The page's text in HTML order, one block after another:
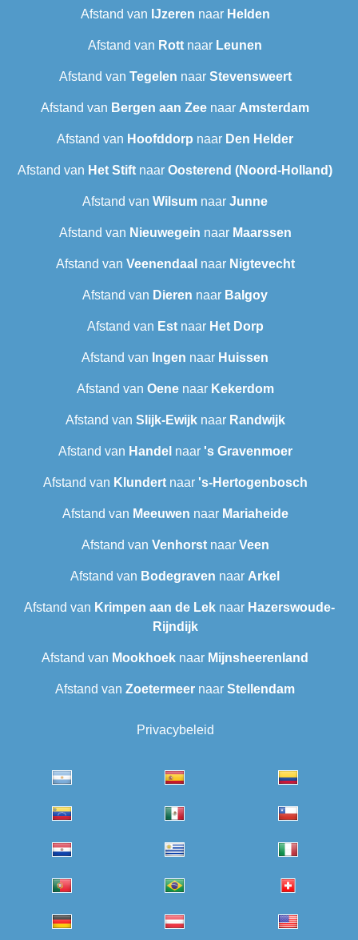
Afstand van IJzeren naar Helden
Afstand van Rott naar Leunen
Afstand van Tegelen naar Stevensweert
Afstand van Bergen aan Zee naar Amsterdam
Afstand van Hoofddorp naar Den Helder
Afstand van Het Stift naar Oosterend (Noord-Holland)
Afstand van Wilsum naar Junne
Afstand van Nieuwegein naar Maarssen
Afstand van Veenendaal naar Nigtevecht
Afstand van Dieren naar Balgoy
Afstand van Estnaar Het Dorp
Afstand van Ingen naar Huissen
Afstand van Oenenaar Kekerdom
Afstand van Slijk-Ewijknaar Randwijk
Afstand van Handel naar 's Gravenmoer
Afstand van Klundertnaar 's-Hertogenbosch
Afstand van Meeuwen naar Mariaheide
Afstand van Venhorstnaar Veen
Afstand van Bodegraven naar Arkel
Afstand van Krimpen aan de Leknaar Hazerswoude-
Rijndijk
Afstand van Mookhoek naar Mijnsheerenland
Afstand van Zoetermeer naar Stellendam
Privacybeleid